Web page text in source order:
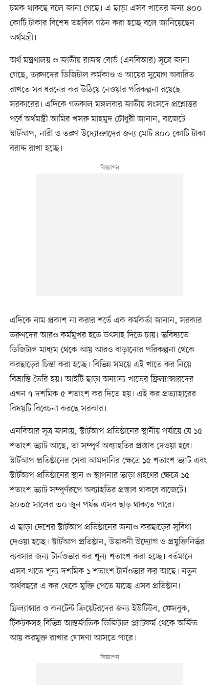
চমক থাকছে বলে জানা গেছে। এ ছাড়া এসব খাতের জন্য ৪০০
কোটি টাকার বিশেষ তহবিল গঠন করা হচ্ছে বলে জানিয়েছেন
অর্থমন্ত্রী।
অর্থ মন্ত্রণালয় ও জাতীয় রাজস্ব বোর্ড (এনবিআর) সূত্রে জানা
গেছে, তরুণদের ডিজিটাল কর্মকাণ্ড ও আয়ের সুযোগ অবারিত
রাখতে সব ধরনের কর উঠিয়ে নেওয়ার পরিকল্পনা রয়েছে
সরকারের। এদিকে গতকাল মঙ্গলবার জাতীয় সংসদে প্রশ্নোত্তর
পর্বে অর্থমন্ত্রী আমির খসরু মাহমুদ চৌধুরী জানান, বাজেটে
স্টার্টআপ, নারী ও তরুণ উদ্যোক্তাদের জন্য মোট ৪০০ কোটি টাকা
বরাদ্দ রাখা হচ্ছে।
এদিকে নাম প্রকাশ না করার শর্তে এক কর্মকর্তা জানান, সরকার
তরুণদের আরও কর্মমুখর হতে উৎসাহ দিতে চায়। ভবিষ্যতে
ডিজিটাল মাধ্যম থেকে আয় আরও বাড়ানোর পরিকল্পনা থেকে
করছাড়ের চিন্তা করা হচ্ছে। বিভিন্ন সময়ে এই খাতে কর নিয়ে
বিভ্রান্তি তৈরি হয়। আইটি ছাড়া অন্যান্য খাতের ফ্রিল্যান্সারদের
এখন ৭ দশমিক ৫ শতাংশ কর দিতে হয়। এই কর প্রত্যাহারের
বিষয়টি বিবেচনা করছে সরকার।
এনবিআর সূত্র জানায়, স্টার্টআপ প্রতিষ্ঠানের স্থানীয় পর্যায়ে যে ১৫
শতাংশ ভ্যাট আছে, তা সম্পূর্ণ অব্যাহতির প্রস্তাব দেওয়া হবে।
স্টার্টআপ প্রতিষ্ঠানের সেবা আমদানির ক্ষেত্রে ১৫ শতাংশ ভ্যাট এবং
স্টার্টআপ প্রতিষ্ঠানের স্থান ও স্থাপনার ভাড়া গ্রহণের ক্ষেত্রে ১৫
শতাংশ ভ্যাট সম্পূর্ণরূপে অব্যাহতির প্রস্তাব থাকবে বাজেটে।
২০৩৫ সালের ৩০ জুন পর্যন্ত এসব ছাড় থাকতে পারে।
এ ছাড়া দেশের স্টার্টআপ প্রতিষ্ঠানের জন্যও করছাড়ের সুবিধা
দেওয়া হচ্ছে। স্টার্টআপ প্রতিষ্ঠান, উদ্ভাবনী উদ্যোগ ও প্রযুক্তিনির্ভর
ব্যবসার জন্য টার্নওভার কর শূন্য শতাংশ করা হচ্ছে। বর্তমানে
এসব খাতে শূন্য দশমিক ১ শতাংশ টার্নওভার কর আছে। নতুন
অর্থবছরে এ কর থেকে মুক্তি পেতে যাচ্ছে এসব প্রতিষ্ঠান।
ফ্রিল্যান্সার ও কনটেন্ট ক্রিয়েটরদের জন্য ইউটিউব, ফেসবুক,
টিকটকসহ বিভিন্ন আন্তর্জাতিক ডিজিটাল প্ল্যাটফর্ম থেকে অর্জিত
আয় করমুক্ত রাখার ঘোষণা আসতে পারে।